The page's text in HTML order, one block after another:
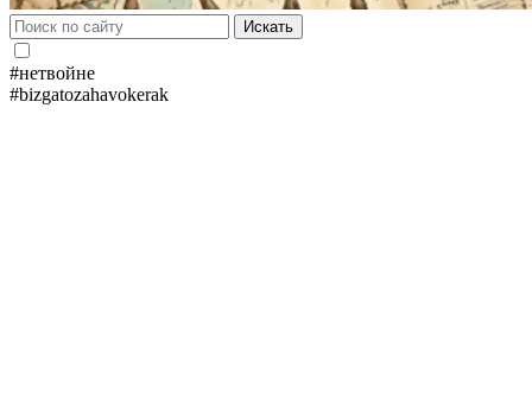
Искать
#нетвойне
#bizgatozahavokerak